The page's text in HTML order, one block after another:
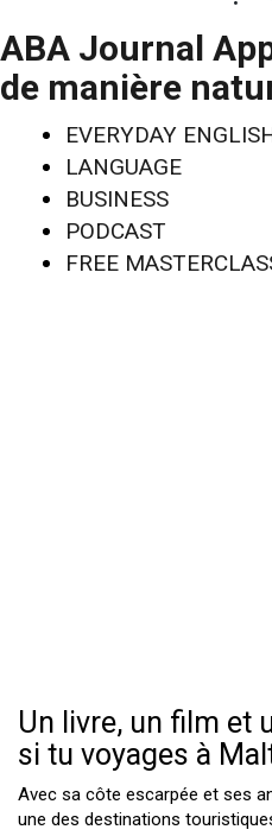
ABA Journal
de manière
EVERYDAY
LANGUAGE
BUSINESS
PODCAST
FREE
Un livre, un film et
si tu voyages à
Avec sa côte escarpée et ses
une des destinations